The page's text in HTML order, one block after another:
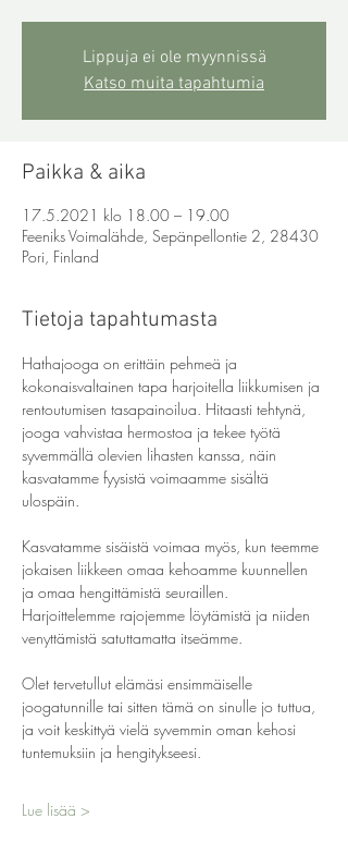
Lippuja ei ole myynnissä
Katso muita tapahtumia
Paikka & aika
17.5.2021 klo 18.00 – 19.00
Feeniks Voimalähde, Sepänpellontie 2, 28430
Pori, Finland
Tietoja tapahtumasta
Hathajooga on erittäin pehmeä ja
kokonaisvaltainen tapa harjoitella liikkumisen ja
rentoutumisen tasapainoilua. Hitaasti tehtynä,
jooga vahvistaa hermostoa ja tekee työtä
syvemmällä olevien lihasten kanssa, näin
kasvatamme fyysistä voimaamme sisältä
ulospäin.
Kasvatamme sisäistä voimaa myös, kun teemme
jokaisen liikkeen omaa kehoamme kuunnellen
ja omaa hengittämistä seuraillen.
Harjoittelemme rajojemme löytämistä ja niiden
venyttämistä satuttamatta itseämme.
Olet tervetullut elämäsi ensimmäiselle
joogatunnille tai sitten tämä on sinulle jo tuttua,
ja voit keskittyä vielä syvemmin oman kehosi
tuntemuksiin ja hengitykseesi.
Lue lisää >